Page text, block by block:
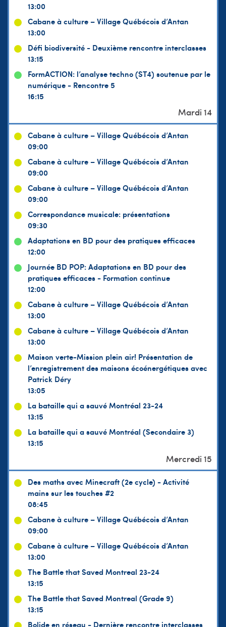
13:00
Cabane à culture – Village Québécois d’Antan
13:00
Défi biodiversité - Deuxième rencontre interclasses
13:15
FormACTION: l’analyse techno (ST4) soutenue par le
numérique - Rencontre 5
16:15
Cabane à culture – Village Québécois d’Antan
09:00
Cabane à culture – Village Québécois d’Antan
09:00
Cabane à culture – Village Québécois d’Antan
09:00
Correspondance musicale: présentations
09:30
Adaptations en BD pour des pratiques efficaces
12:00
Journée BD POP: Adaptations en BD pour des
pratiques efficaces - Formation continue
12:00
Cabane à culture – Village Québécois d’Antan
13:00
Cabane à culture – Village Québécois d’Antan
13:00
Maison verte-Mission plein air! Présentation de
l’enregistrement des maisons écoénergétiques avec
Patrick Déry
13:05
La bataille qui a sauvé Montréal 23-24
13:15
La bataille qui a sauvé Montréal (Secondaire 3)
13:15
Des maths avec Minecraft (2e cycle) - Activité
mains sur les touches #2
08:45
Cabane à culture – Village Québécois d’Antan
09:00
Cabane à culture – Village Québécois d’Antan
13:00
The Battle that Saved Montreal 23-24
13:15
The Battle that Saved Montreal (Grade 9)
13:15
Bolide en réseau - Dernière rencontre interclasses